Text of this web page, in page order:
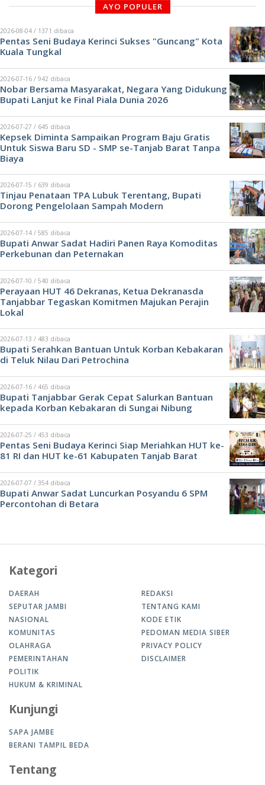
AYO POPULER
2026-08-04 / 1371 dibaca
Pentas Seni Budaya Kerinci Sukses "Guncang" Kota
Kuala Tungkal
2026-07-16 / 942 dibaca
Nobar Bersama Masyarakat, Negara Yang Didukung
Bupati Lanjut ke Final Piala Dunia 2026
2026-07-27 / 645 dibaca
Kepsek Diminta Sampaikan Program Baju Gratis
Untuk Siswa Baru SD - SMP se-Tanjab Barat Tanpa
Biaya
2026-07-15 / 639 dibaca
Tinjau Penataan TPA Lubuk Terentang, Bupati
Dorong Pengelolaan Sampah Modern
2026-07-14 / 585 dibaca
Bupati Anwar Sadat Hadiri Panen Raya Komoditas
Perkebunan dan Peternakan
2026-07-10 / 540 dibaca
Perayaan HUT 46 Dekranas, Ketua Dekranasda
Tanjabbar Tegaskan Komitmen Majukan Perajin
Lokal
2026-07-13 / 483 dibaca
Bupati Serahkan Bantuan Untuk Korban Kebakaran
di Teluk Nilau Dari Petrochina
2026-07-16 / 465 dibaca
Bupati Tanjabbar Gerak Cepat Salurkan Bantuan
kepada Korban Kebakaran di Sungai Nibung
2026-07-25 / 453 dibaca
Pentas Seni Budaya Kerinci Siap Meriahkan HUT ke-
81 RI dan HUT ke-61 Kabupaten Tanjab Barat
2026-07-07 / 354 dibaca
Bupati Anwar Sadat Luncurkan Posyandu 6 SPM
Percontohan di Betara
Kategori
DAERAH
SEPUTAR JAMBI
NASIONAL
KOMUNITAS
OLAHRAGA
PEMERINTAHAN
POLITIK
HUKUM & KRIMINAL
REDAKSI
TENTANG KAMI
KODE ETIK
PEDOMAN MEDIA SIBER
PRIVACY POLICY
DISCLAIMER
Kunjungi
SAPA JAMBE
BERANI TAMPIL BEDA
Tentang